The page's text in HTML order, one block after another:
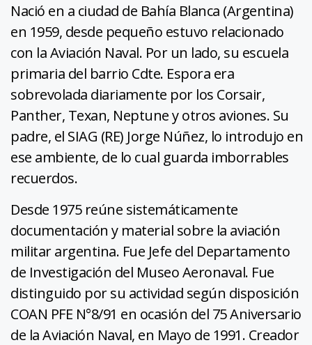
Nació en a ciudad de Bahía Blanca (Argentina)
en 1959, desde pequeño estuvo relacionado
con la Aviación Naval. Por un lado, su escuela
primaria del barrio Cdte. Espora era
sobrevolada diariamente por los Corsair,
Panther, Texan, Neptune y otros aviones. Su
padre, el SIAG (RE) Jorge Núñez, lo introdujo en
ese ambiente, de lo cual guarda imborrables
recuerdos.
Desde 1975 reúne sistemáticamente
documentación y material sobre la aviación
militar argentina. Fue Jefe del Departamento
de Investigación del Museo Aeronaval. Fue
distinguido por su actividad según disposición
COAN PFE N°8/91 en ocasión del 75 Aniversario
de la Aviación Naval, en Mayo de 1991. Creador